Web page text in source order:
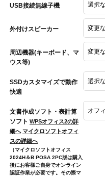
USB接続無線子機
外付けスピーカー
周辺機器(キーボード、マ
ウス等)
SSDカスタマイズで動作
快適
文書作成ソフト・表計算
ソフト WPSオフィス2の詳
細へ マイクロソフトオフィ
スの詳細へ
（マイクロソフトオフィス
2024H＆B POSA 2PC版は購入
後にお客様ご自身でオンライン
認証作業が必要です。その際マ